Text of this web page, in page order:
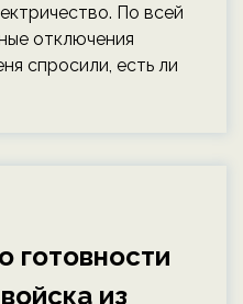
По всей
отключения
спросили, есть ли
готовности
из